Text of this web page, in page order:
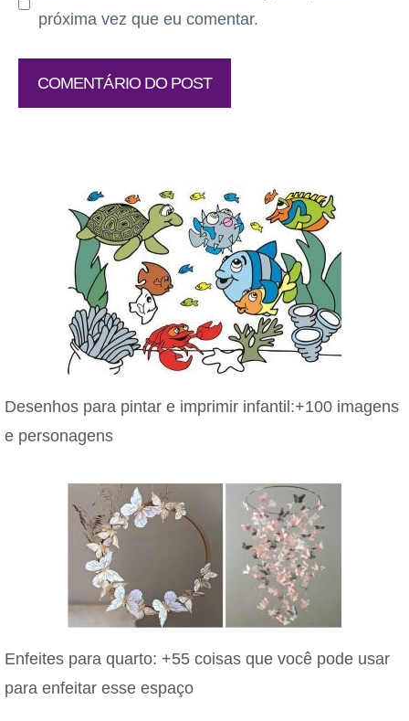
próxima vez que eu comentar.
Desenhos para pintar e imprimir infantil:+100 imagens
e personagens
Enfeites para quarto: +55 coisas que você pode usar
para enfeitar esse espaço